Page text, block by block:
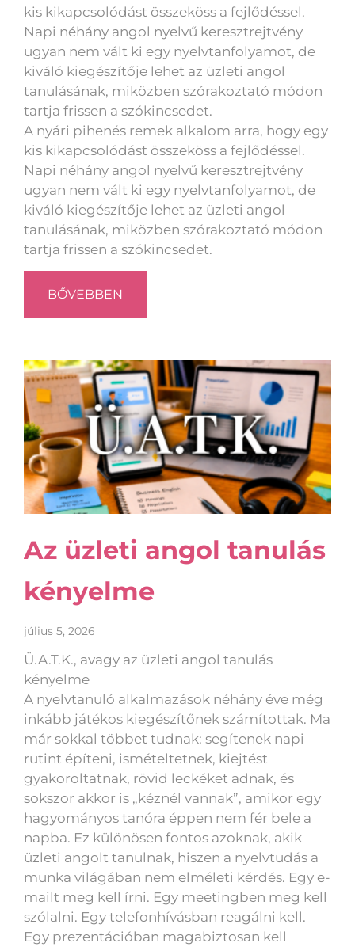
kis kikapcsolódást összeköss a fejlődéssel.
Napi néhány angol nyelvű keresztrejtvény
ugyan nem vált ki egy nyelvtanfolyamot, de
kiváló kiegészítője lehet az üzleti angol
tanulásának, miközben szórakoztató módon
tartja frissen a szókincsedet.
A nyári pihenés remek alkalom arra, hogy egy
kis kikapcsolódást összeköss a fejlődéssel.
Napi néhány angol nyelvű keresztrejtvény
ugyan nem vált ki egy nyelvtanfolyamot, de
kiváló kiegészítője lehet az üzleti angol
tanulásának, miközben szórakoztató módon
tartja frissen a szókincsedet.
BŐVEBBEN
Az üzleti angol tanulás
kényelme
július 5, 2026
Ü.A.T.K., avagy az üzleti angol tanulás
kényelme
A nyelvtanuló alkalmazások néhány éve még
inkább játékos kiegészítőnek számítottak. Ma
már sokkal többet tudnak: segítenek napi
rutint építeni, ismételtetnek, kiejtést
gyakoroltatnak, rövid leckéket adnak, és
sokszor akkor is „kéznél vannak”, amikor egy
hagyományos tanóra éppen nem fér bele a
napba. Ez különösen fontos azoknak, akik
üzleti angolt tanulnak, hiszen a nyelvtudás a
munka világában nem elméleti kérdés. Egy e-
mailt meg kell írni. Egy meetingben meg kell
szólalni. Egy telefonhívásban reagálni kell.
Egy prezentációban magabiztosan kell